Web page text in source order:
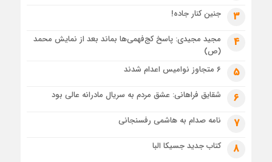
3 جنین کنار جاده!
4
مجید مجیدی: پاسخ کج‌فهمی‌ها بماند بعد از نمایش محمد
(ص)
5 ۶ متجاوز نوامیس اعدام شدند
6 شقایق فراهانی: عشق مردم به سریال مادرانه عالی بود
7 نامه صدام به هاشمی رفسنجانی
8 کتاب جدید جسیکا البا